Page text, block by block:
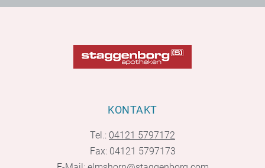
KONTAKT
Tel.: 04121 5797172
Fax: 04121 5797173